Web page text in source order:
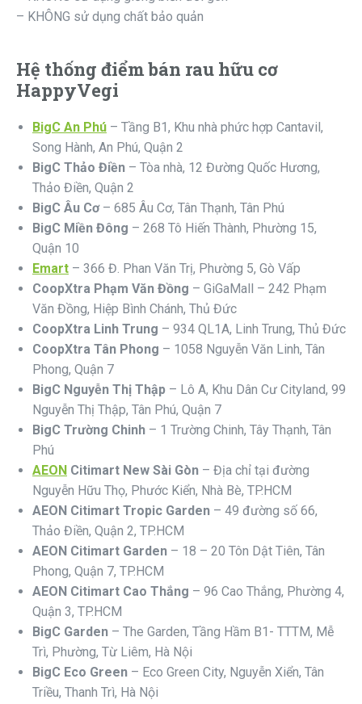
– KHÔNG sử dụng chất bảo quản
Hệ thống điểm bán rau hữu cơ
HappyVegi
BigC An Phú – Tầng B1, Khu nhà phức hợp Cantavil,
Song Hành, An Phú, Quận 2
BigC Thảo Điền – Tòa nhà, 12 Đường Quốc Hương,
Thảo Điền, Quận 2
BigC Âu Cơ– 685 Âu Cơ, Tân Thạnh, Tân Phú
BigC Miền Đông – 268 Tô Hiến Thành, Phường 15,
Quận 10
Emart – 366 Đ. Phan Văn Trị, Phường 5, Gò Vấp
CoopXtra Phạm Văn Đồng – GiGaMall – 242 Phạm
Văn Đồng, Hiệp Bình Chánh, Thủ Đức
CoopXtra Linh Trung – 934 QL1A, Linh Trung, Thủ Đức
CoopXtra Tân Phong – 1058 Nguyễn Văn Linh, Tân
Phong, Quận 7
BigC Nguyễn Thị Thập – Lô A, Khu Dân Cư Cityland, 99
Nguyễn Thị Thập, Tân Phú, Quận 7
BigC Trường Chinh – 1 Trường Chinh, Tây Thạnh, Tân
Phú
AEON Citimart New Sài Gòn – Địa chỉ tại đường
Nguyễn Hữu Thọ, Phước Kiển, Nhà Bè, TP.HCM
AEON Citimart Tropic Garden – 49 đường số 66,
Thảo Điền, Quận 2, TP.HCM
AEON Citimart Garden – 18 – 20 Tôn Dật Tiên, Tân
Phong, Quận 7, TP.HCM
AEON Citimart Cao Thắng – 96 Cao Thắng, Phường 4,
Quận 3, TP.HCM
BigC Garden – The Garden, Tầng Hầm B1- TTTM, Mễ
Trì, Phường, Từ Liêm, Hà Nội
BigC Eco Green – Eco Green City, Nguyễn Xiển, Tân
Triều, Thanh Trì, Hà Nội